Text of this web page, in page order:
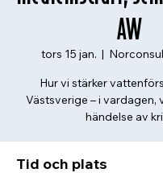
AW
tors 15 jan.
  |
Hur vi stärker
Västsverige – i vardagen,
händelse av
Tid och plats